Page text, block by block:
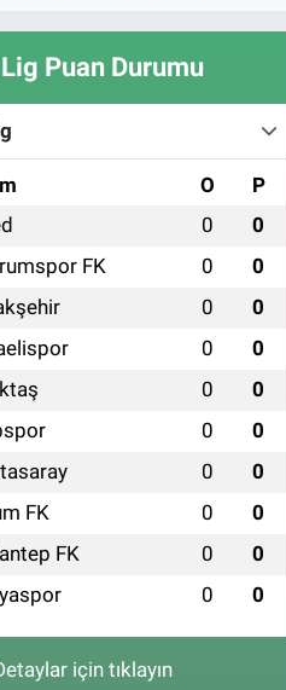
Puan Durumu
O P
0 0
FK 0 0
0 0
0 0
0 0
0 0
0 0
FK 0 0
FK 0 0
0 0
için tıklayın